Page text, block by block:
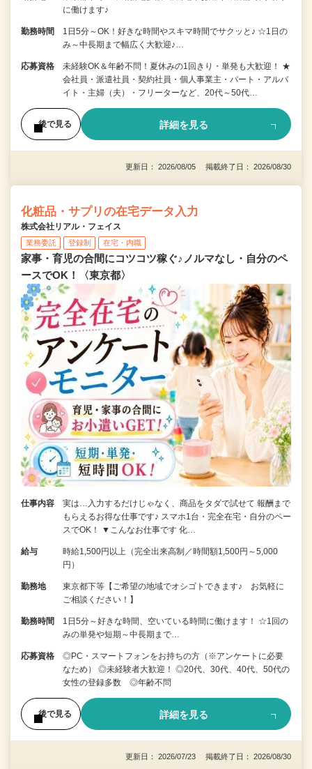
に働けます♪
勤務時間
1日5分～OK！好きな時間やスキマ時間でサクッと♪ ☆1日の
み～中長期まで幅広く大歓迎♪…
応募資格
未経験OK＆年齢不問！夏休みの1回きり・単発も大歓迎！ ★
会社員・派遣社員・契約社員・個人事業主・パート・アルバ
イト・主婦（夫）・フリーターなど、20代～50代…
後で見る 詳細を見る
更新日： 2026/08/05 掲載終了日： 2026/08/30
化粧品・サプリの在宅データ入力
株式会社リアル・フェイス
業務委託 登録制 在宅・内職
家事・育児の合間にコツコツ稼ぐ♪ノルマなし・自分のペ
ースでOK！〈東京都〉
仕事内容
実は…入力するだけじゃなく、商品をタダで試せて 報酬まで
もらえるお得な仕事です♪ スマホ1台・完全在宅・自分のペー
スでOK！ ▼こんなお仕事です 化…
給与
時給1,500円以上（完全出来高制／時間額1,500円～5,000
円）
勤務地
東京都下等【ご希望の地域でオシゴトできます♪ お気軽に
ご相談ください！】
勤務時間
1日5分～好きな時間、空いている時間に働けます！ ☆1回の
みの単発や短期～中長期まで…
応募資格
◎PC・スマートフォンをお持ちの方（※アンケートに必要
なため） ◎未経験者大歓迎！ ◎20代、30代、40代、50代の
女性の登録多数 ◎年齢不問
後で見る 詳細を見る
更新日： 2026/07/23 掲載終了日： 2026/08/30